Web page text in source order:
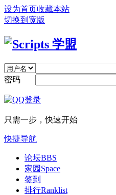
设为首页收藏本站
切换到宽版
密码
只需一步，快速开始
快捷导航
论坛BBS
家园 Space
签到
排行Ranklist